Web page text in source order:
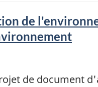
de
de document